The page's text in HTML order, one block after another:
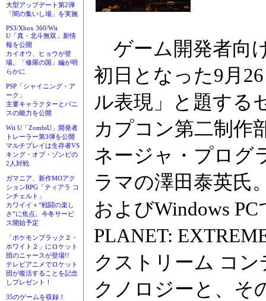
大型アップデート第2弾
「闇の集いし場」を実施
PS3/Xbox 360/Wii
U「真・北斗無双」新情
報を公開
カイオウ、ヒョウが登
場。「修羅の国」編が明
らかに
PSP「シャイニング・ア
ーク」
主要キャラクターとパニ
スの能力を公開
Wii U「ZombiU」開発者
トレーラー第3弾を公開
マルチプレイは生存者VS
キング・オブ・ゾンビの
2人対戦
ガマニア、新作MOアク
ションRPG「ティアラ コ
ンチェルト」
カワイイ＋“戦闘の楽し
さ”に焦点。今冬サービ
ス開始予定
「ポケモンブラック２・
ホワイト２」にロケット
団のニャースが登場!!
テレビアニメでロケット
団が復活することを記念
しプレゼント！
35のゲームを収録！
ゲーム開発者向
初日となった9月
ル表現」と題する
カプコン第二制作
ネージャ・プログ
ラマの澤田泰英氏
およびWindows
PLANET:
クストリーム コ
クノロジーと、そ